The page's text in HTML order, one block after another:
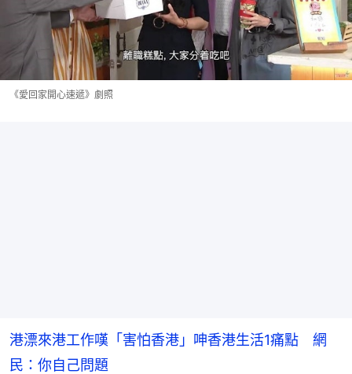
《愛回家開心速遞》劇照
港漂來港工作嘆「害怕香港」呻香港生活1痛點　網
民：你自己問題